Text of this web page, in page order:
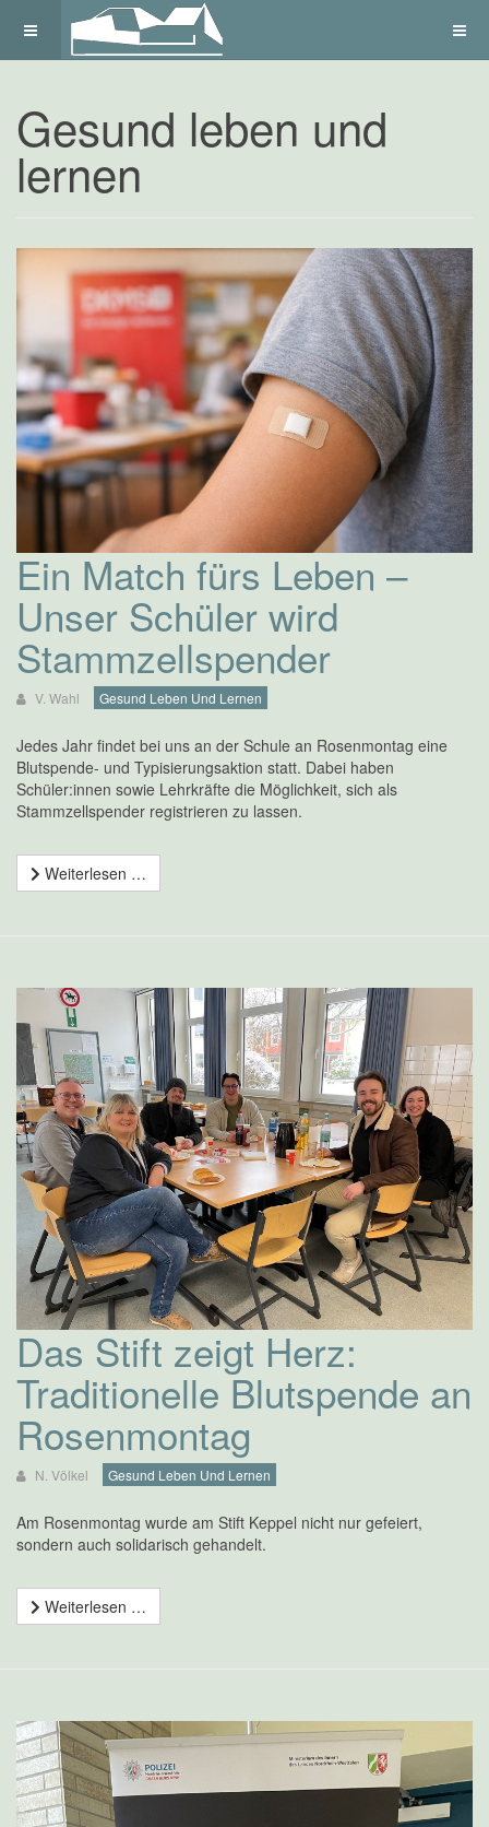
Gesund leben und
lernen
Ein Match fürs Leben –
Unser Schüler wird
Stammzellspender
V. Wahl Gesund Leben Und Lernen
Jedes Jahr findet bei uns an der Schule an Rosenmontag eine
Blutspende- und Typisierungsaktion statt. Dabei haben
Schüler:innen sowie Lehrkräfte die Möglichkeit, sich als
Stammzellspender registrieren zu lassen.
Weiterlesen …
Das Stift zeigt Herz:
Traditionelle Blutspende an
Rosenmontag
N. Völkel Gesund Leben Und Lernen
Am Rosenmontag wurde am Stift Keppel nicht nur gefeiert,
sondern auch solidarisch gehandelt.
Weiterlesen …